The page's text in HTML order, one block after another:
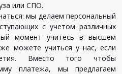
или СПО.
мы делаем персональный
с учетом различных
момент учитесь в высшем
можете учиться у нас, если
Вместо того чтобы
платежа, мы предлагаем